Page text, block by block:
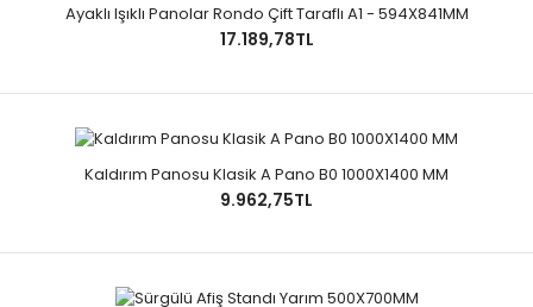
Ayaklı Işıklı Panolar Rondo Çift Taraflı A1 - 594X841MM
17.189,78TL
Kaldırım Panosu Klasik A Pano B0 1000X1400 MM
9.962,75TL